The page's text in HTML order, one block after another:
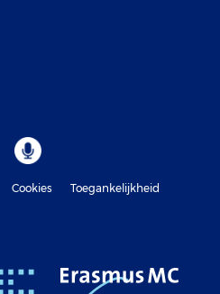
Cookies
Toegankelijkheid